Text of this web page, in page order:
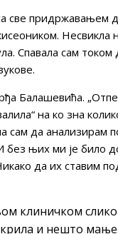
све
Спавала сам
Балашевића.
на ко зна
сам да
без њих ми је било
да их ставим
клиничком
и нешто